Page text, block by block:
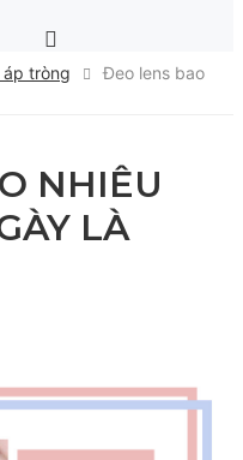
áp tròng
Đeo lens bao
NHIÊU
LÀ